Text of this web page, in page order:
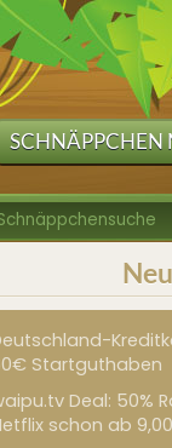
SCHNÄPPCHEN
Startguthaben
Deal: 50%
schon ab